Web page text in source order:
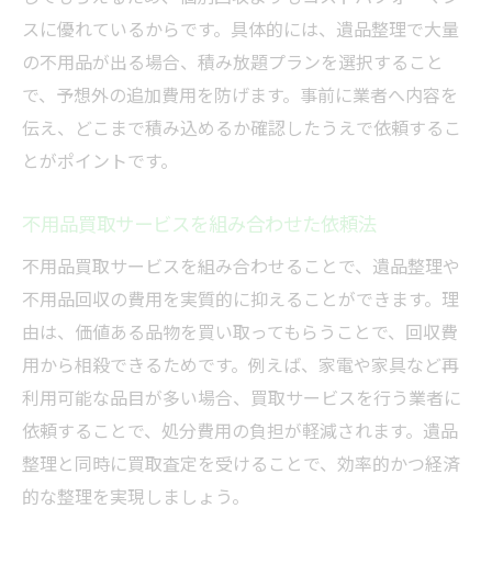
スに優れているからです。具体的には、遺品整理で大量
の不用品が出る場合、積み放題プランを選択すること
で、予想外の追加費用を防げます。事前に業者へ内容を
伝え、どこまで積み込めるか確認したうえで依頼するこ
とがポイントです。
不用品買取サービスを組み合わせた依頼法
不用品買取サービスを組み合わせることで、遺品整理や
不用品回収の費用を実質的に抑えることができます。理
由は、価値ある品物を買い取ってもらうことで、回収費
用から相殺できるためです。例えば、家電や家具など再
利用可能な品目が多い場合、買取サービスを行う業者に
依頼することで、処分費用の負担が軽減されます。遺品
整理と同時に買取査定を受けることで、効率的かつ経済
的な整理を実現しましょう。